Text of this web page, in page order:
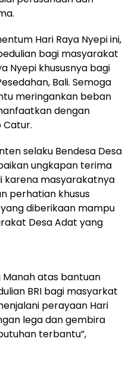
Hari Raya Nyepi ini,
bagi masyarakat
Nyepi khususnya bagi
Bali. Semoga
meringankan beban
dengan
Catur.
selaku Bendesa Desa
ungkapan terima
karena masyarakatnya
perhatian khusus
diberikaan mampu
Desa Adat yang
atas bantuan
BRI bagi masyarkat
perayaan Hari
lega dan gembira
terbantu”,